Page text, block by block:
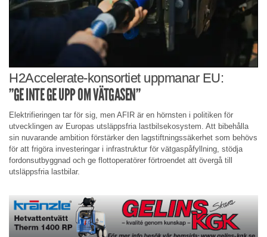
H2Accelerate-konsortiet uppmanar EU:
”GE INTE GE UPP OM VÄTGASEN”
Elektrifieringen tar för sig, men AFIR är en hörnsten i politiken för
utvecklingen av Europas utsläppsfria lastbilsekosystem. Att bibehålla
sin nuvarande ambition förstärker den lagstiftningssäkerhet som behövs
för att frigöra investeringar i infrastruktur för vätgaspåfyllning, stödja
fordonsutbyggnad och ge flottoperatörer förtroendet att övergå till
utsläppsfria lastbilar.